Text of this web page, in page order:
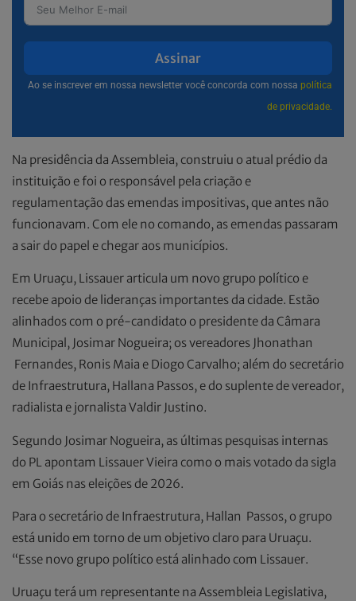
Assinar
Ao se inscrever em nossa newsletter você concorda com nossa política
de privacidade.
Na presidência da Assembleia, construiu o atual prédio da
instituição e foi o responsável pela criação e
regulamentação das emendas impositivas, que antes não
funcionavam. Com ele no comando, as emendas passaram
a sair do papel e chegar aos municípios.
Em Uruaçu, Lissauer articula um novo grupo político e
recebe apoio de lideranças importantes da cidade. Estão
alinhados com o pré-candidato o presidente da Câmara
Municipal, Josimar Nogueira; os vereadores Jhonathan
Fernandes, Ronis Maia e Diogo Carvalho; além do secretário
de Infraestrutura, Hallana Passos, e do suplente de vereador,
radialista e jornalista Valdir Justino.
Segundo Josimar Nogueira, as últimas pesquisas internas
do PL apontam Lissauer Vieira como o mais votado da sigla
em Goiás nas eleições de 2026.
Para o secretário de Infraestrutura, Hallan Passos, o grupo
está unido em torno de um objetivo claro para Uruaçu.
“Esse novo grupo político está alinhado com Lissauer.
Uruaçu terá um representante na Assembleia Legislativa,